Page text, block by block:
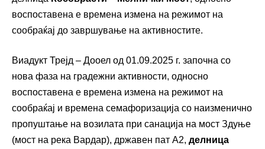
воспоставена е времена измена на режимот на
сообраќај до завршување на активностите.
Виадукт Трејд – Дооел од 01.09.2025 г. започна со
нова фаза на градежни активности, односно
воспоставена е времена измена на режимот на
сообраќај и времена семафоризација со наизменично
пропуштање на возилата при санација на мост Здуње
(мост на река Вардар), државен пат А2, делница